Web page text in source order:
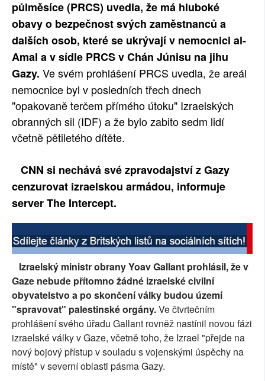
půlměsíce (PRCS) uvedla, že má hluboké
obavy o bezpečnost svých zaměstnanců a
dalších osob, které se ukrývají v nemocnici al-
Amal a v sídle PRCS v Chán Júnisu na jihu
Gazy. Ve svém prohlášení PRCS uvedla, že areál
nemocnice byl v posledních třech dnech
"opakovaně terčem přímého útoku" Izraelských
obranných sil (IDF) a že bylo zabito sedm lidí
včetně pětiletého dítěte.
CNN si nechává své zpravodajství z Gazy
cenzurovat izraelskou armádou, informuje
server The Intercept.
Izraelský ministr obrany Yoav Gallant prohlásil, že v
Gaze nebude přítomno žádné izraelské civilní
obyvatelstvo a po skončení války budou území
"spravovat" palestinské orgány.Ve čtvrtečním
prohlášení svého úřadu Gallant rovněž nastínil novou fázi
izraelské války v Gaze, včetně toho, že Izrael "přejde na
nový bojový přístup v souladu s vojenskými úspěchy na
místě" v severní oblasti pásma Gazy.